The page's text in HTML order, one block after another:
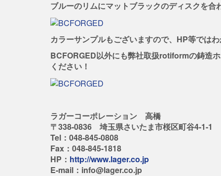
ブルーのリムにマットブラックのディスクを合
カラーサンプルもございますので、HP等では
BCFORGED以外にも弊社取扱rotiformの鋳造
ください！
ラガーコーポレーション 高橋
〒338-0836 埼玉県さいたま市桜区町谷4-1-1
Tel：048-845-0808
Fax：048-845-1818
HP： http://www.lager.co.jp
E-mail：info@lager.co.jp